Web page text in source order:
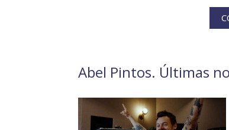
Abel Pintos. Últimas